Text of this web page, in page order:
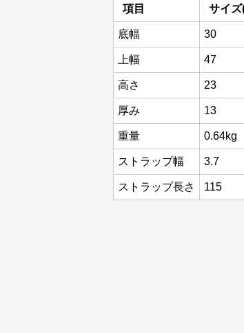
項目 サイ
底幅 30
上幅 47
高さ 23
厚み 13
重量 0.64kg
ストラップ幅 3.7
ストラップ長さ 115